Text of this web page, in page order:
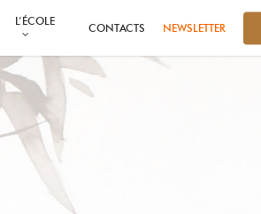
L’ÉCOLE
CONTACTS NEWSLETTER